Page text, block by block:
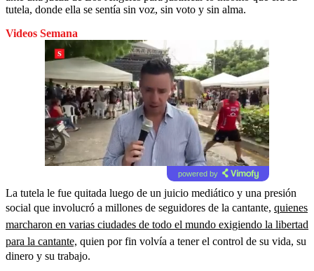
tutela, donde ella se sentía sin voz, sin voto y sin alma.
Videos Semana
powered by
La tutela le fue quitada luego de un juicio mediático y una presión
social que involucró a millones de seguidores de la cantante, quienes
marcharon en varias ciudades de todo el mundo exigiendo la libertad
para la cantante, quien por fin volvía a tener el control de su vida, su
dinero y su trabajo.